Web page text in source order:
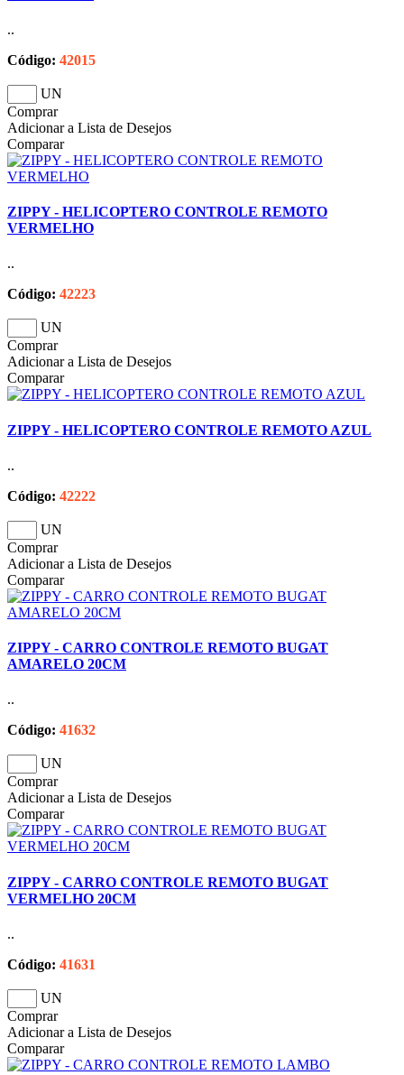
..
Código: 42015
UN
Comprar
Adicionar a Lista de Desejos
Comparar
ZIPPY - HELICOPTERO CONTROLE REMOTO
VERMELHO
..
Código: 42223
UN
Comprar
Adicionar a Lista de Desejos
Comparar
ZIPPY - HELICOPTERO CONTROLE REMOTO AZUL
..
Código: 42222
UN
Comprar
Adicionar a Lista de Desejos
Comparar
ZIPPY - CARRO CONTROLE REMOTO BUGAT
AMARELO 20CM
..
Código: 41632
UN
Comprar
Adicionar a Lista de Desejos
Comparar
ZIPPY - CARRO CONTROLE REMOTO BUGAT
VERMELHO 20CM
..
Código: 41631
UN
Comprar
Adicionar a Lista de Desejos
Comparar